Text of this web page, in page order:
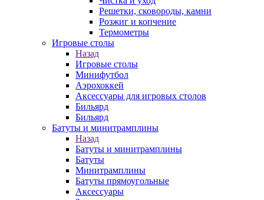
Решетки, сковороды, камни
Розжиг и копчение
Термометры
Игровые столы
Назад
Игровые столы
Минифутбол
Аэрохоккей
Аксессуары для игровых столов
Бильяpд
Бильяpд
Батуты и минитрамплины
Назад
Батуты и минитрамплины
Батуты
Минитрамплины
Батуты прямоугольные
Аксессуары